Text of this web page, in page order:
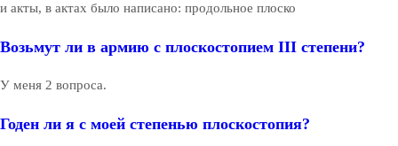
и акты, в актах было написано: продольное плоско
Возьмут ли в армию с плоскостопием III степени?
У меня 2 вопроса.
Годен ли я с моей степенью плоскостопия?